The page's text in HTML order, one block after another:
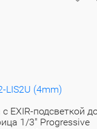
LIS2U (4mm)
EXIR-подсветкой
1/3" Progressive